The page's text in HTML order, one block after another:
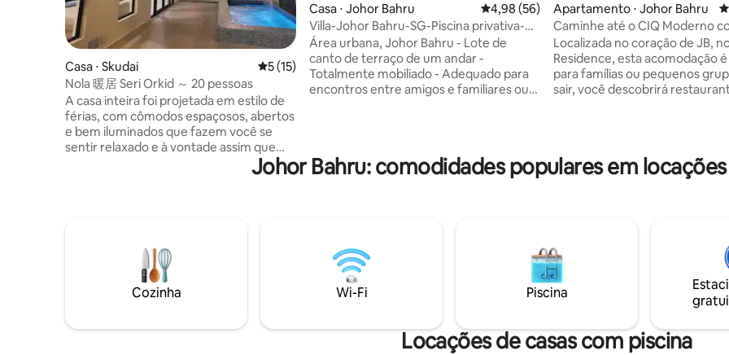
Casa ⋅ Skudai 5 de uma avaliação média de 5, 15 avaliações
5 (15)
Nola 暖居 Seri Orkid ～ 20 pessoas
A casa inteira foi projetada em estilo de
férias, com cômodos espaçosos, abertos
e bem iluminados que fazem você se
sentir relaxado e à vontade assim que
Encontro de amigos / festa de
aniversário ✔ Formação de equipes
corporativas ✔ Relaxamento nas festas
de fim de ano 🛏 Destaques da
pessoas • Vários quartos privativos +
Casa ⋅ Johor Bahru 4,98 de uma avaliação média de 5, 56
4,98 (56)
Villa-Johor Bahru-SG-Piscina privativa-
Estacionamento-Sentosa
Área urbana, Johor Bahru - Lote de
canto de terraço de um andar -
Totalmente mobiliado - Adequado para
encontros entre amigos e familiares ou
remoto - Internet Wi-Fi ilimitada - Sofá +
canecas..) Quarto - 4 quartos
Apartamento ⋅ Johor Bahru
Caminhe até o CIQ Moderno
quartos em Suasana JB | 6
JBCC e CS
Localizada no coração de JB,
Residence, esta acomodação
para famílias ou pequenos
sair, você descobrirá
Central / CIQ • 7 min do Bazaar Karat
(mercado noturno) • A 10 min
Premium Outlet e do Aeroporto
Johor Bahru: comodidades populares em
Cozinha Wi-Fi Piscina
Locações de casas com piscina